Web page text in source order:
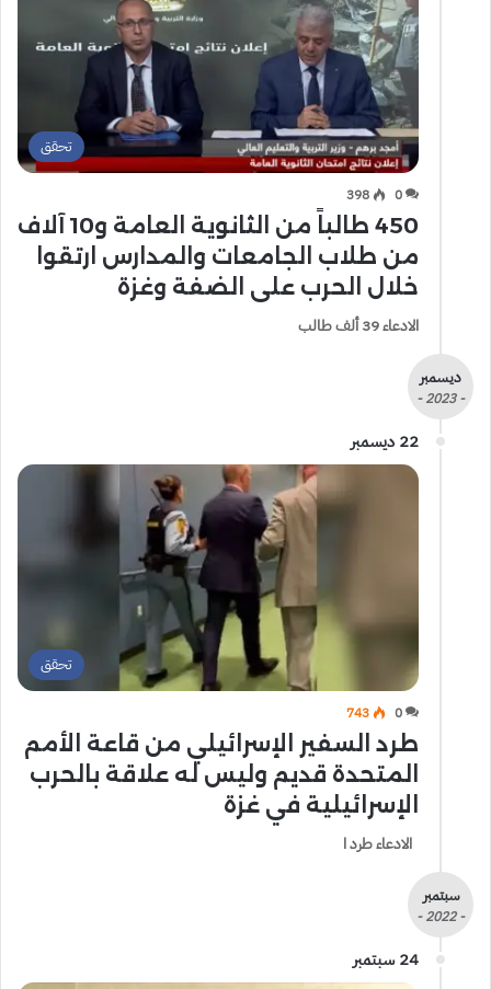
تحقق
0
398
450 طالباً من الثانوية العامة و10 آلاف
من طلاب الجامعات والمدارس ارتقوا
خلال الحرب على الضفة وغزة
الادعاء 39 ألف طالب
ديسمبر
- 2023 -
22 ديسمبر
تحقق
0
743
طرد السفير الإسرائيلي من قاعة الأمم
المتحدة قديم وليس له علاقة بالحرب
الإسرائيلية في غزة
الادعاء طرد ا
سبتمبر
- 2022 -
24 سبتمبر